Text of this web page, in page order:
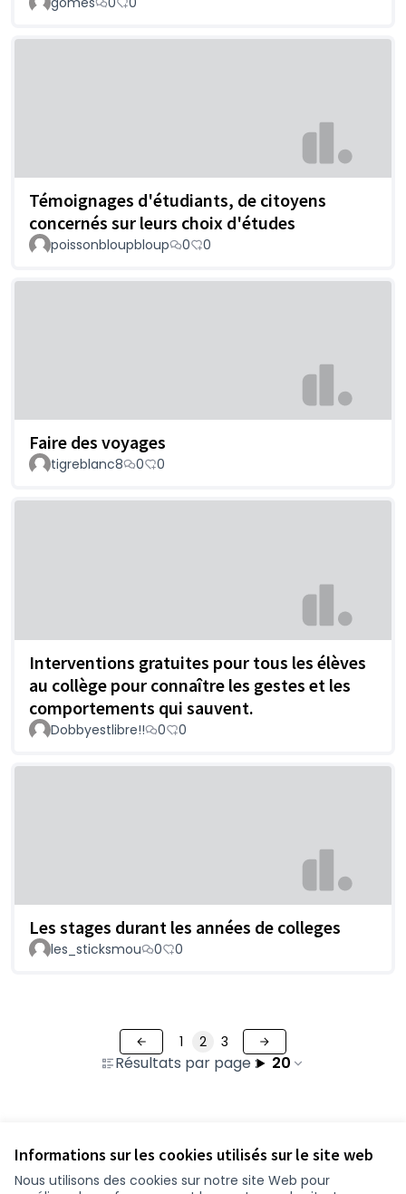
Informations sur les cookies utilisés sur le site web
Nous utilisons des cookies sur notre site Web pour
Témoignages d'étudiants, de citoyens
concernés sur leurs choix d'études
poissonbloupbloup 0 0
Faire des voyages
tigreblanc8 0 0
Interventions gratuites pour tous les élèves
au collège pour connaître les gestes et les
comportements qui sauvent.
Dobbyestlibre!! 0 0
Les stages durant les années de colleges
les_sticksmou 0 0
Résultats par page : 20
1 2 3